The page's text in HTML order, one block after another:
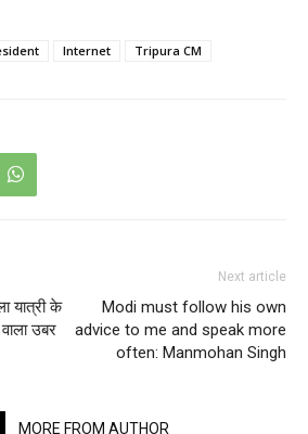
Internet Tripura CM
यात्री के
उबर
Next article
Modi must follow his own
advice to me and speak more
often: Manmohan Singh
MORE FROM AUTHOR